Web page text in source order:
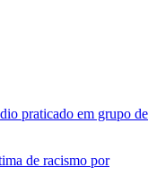
praticado em grupo de
de racismo por